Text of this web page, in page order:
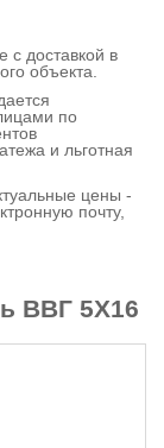
с доставкой в
объекта.
по
и льготная
цены -
почту,
ВВГ 5X16